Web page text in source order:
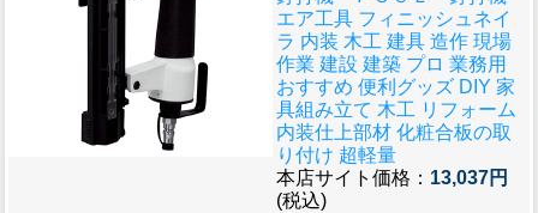
エア工具 フィニッシュネイ
ラ 内装 木工 建具 造作 現場
作業 建設 建築 プロ 業務用
おすすめ 便利グッズ DIY 家
具組み立て 木工 リフォーム
内装仕上部材 化粧合板の取
り付け 超軽量
本店サイト価格： 13,037円
(税込)